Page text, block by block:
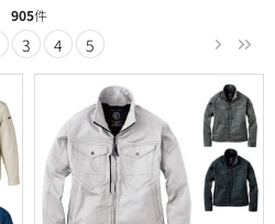
905件
3 4 5